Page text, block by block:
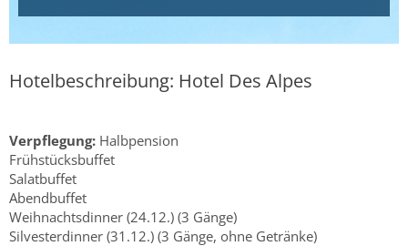
Hotelbeschreibung: Hotel Des Alpes
Verpflegung: Halbpension
Frühstücksbuffet
Salatbuffet
Abendbuffet
Weihnachtsdinner (24.12.) (3 Gänge)
Silvesterdinner (31.12.) (3 Gänge, ohne Getränke)